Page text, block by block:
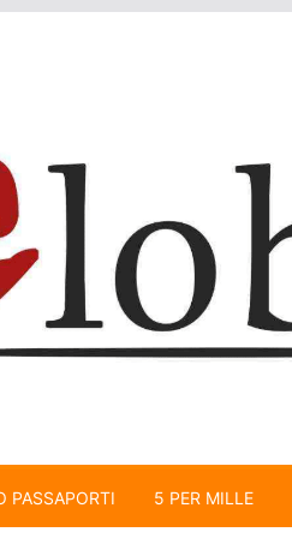
PASSAPORTI 5 PER MILLE